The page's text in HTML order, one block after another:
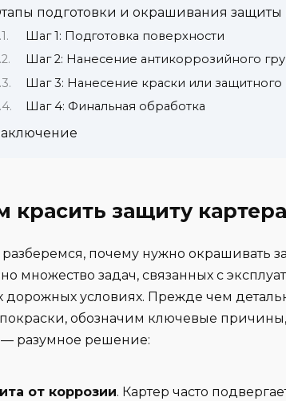
подготовки и окрашивания защиты
Шаг 1: Подготовка поверхности
Шаг 2: Нанесение антикоррозийного
Шаг 3: Нанесение краски или
Шаг 4: Финальная обработка
красить защиту
почему нужно окрашивать
множество задач, связанных с
дорожных условиях. Прежде чем
обозначим ключевые
— разумное решение:
от коррозии. Картер часто